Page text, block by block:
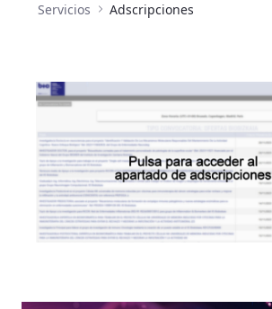
Servicios Adscripciones